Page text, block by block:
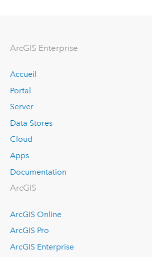
ArcGIS Enterprise
Accueil
Portal
Server
Data Stores
Cloud
Apps
Documentation
ArcGIS
ArcGIS Online
ArcGIS Pro
ArcGIS Enterprise